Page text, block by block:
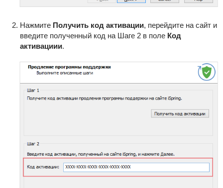
Нажмите Получить код активации, перейдите на сайт и
введите полученный код на Шаге 2 в поле Код
активациии.